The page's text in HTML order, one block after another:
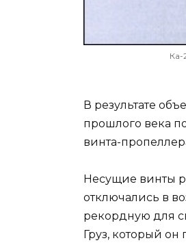
Ка-
В результате
прошлого века
винта-
Несущие винты
отключались в
рекордную для
Груз, который